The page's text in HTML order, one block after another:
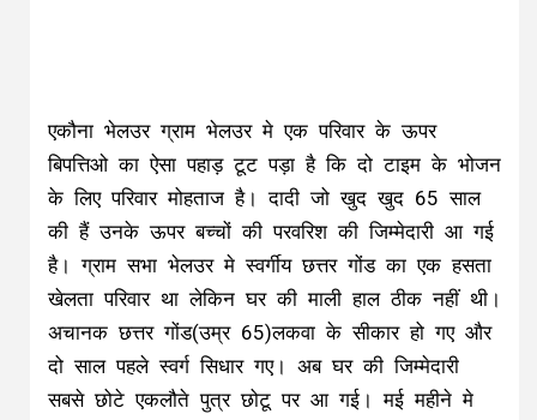
एकौना भेलउर ग्राम भेलउर मे एक परिवार के ऊपर
बिपत्तिओ का ऐसा पहाड़ टूट पड़ा है कि दो टाइम के भोजन
के लिए परिवार मोहताज है। दादी जो खुद खुद 65 साल
की हैं उनके ऊपर बच्चों की परवरिश की जिम्मेदारी आ गई
है। ग्राम सभा भेलउर मे स्वर्गीय छत्तर गोंड का एक हसता
खेलता परिवार था लेकिन घर की माली हाल ठीक नहीं थी।
अचानक छत्तर गोंड(उम्र 65)लकवा के सीकार हो गए और
दो साल पहले स्वर्ग सिधार गए। अब घर की जिम्मेदारी
सबसे छोटे एकलौते पुत्र छोटू पर आ गई। मई महीने मे